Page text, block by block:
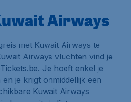
Airways
met Kuwait Airways te
Airways vluchten vind je
Je hoeft enkel je
en je krijgt onmiddellijk een
Kuwait Airways